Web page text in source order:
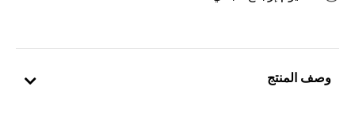
وصف المنتج